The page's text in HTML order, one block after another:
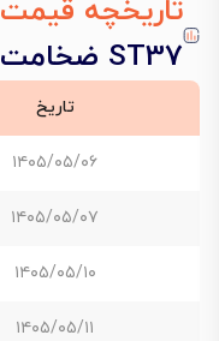
تاریخچه قیمت
ST37 ضخامت 8 عرض 1250
تاریخ
۱۴۰۵/۰۵/۰۶
۱۴۰۵/۰۵/۰۷
۱۴۰۵/۰۵/۱۰
۱۴۰۵/۰۵/۱۱